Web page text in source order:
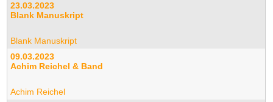
23.03.2023
Blank Manuskript
Blank Manuskript
09.03.2023
Achim Reichel & Band
Achim Reichel